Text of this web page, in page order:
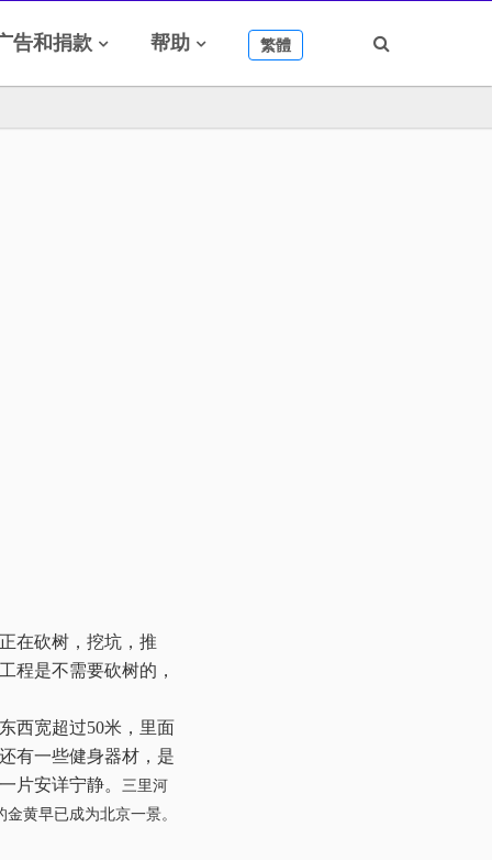
告和捐款 帮助 繁體
在砍树，挖坑，推
程是不需要砍树的，
西宽超过50米，里面
有一些健身器材，是
片安详宁静。 三里河
黄早已成为北京一景。